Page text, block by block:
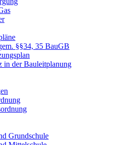
§§34, 35 BauGB
in der Bauleitplanung
Grundschule